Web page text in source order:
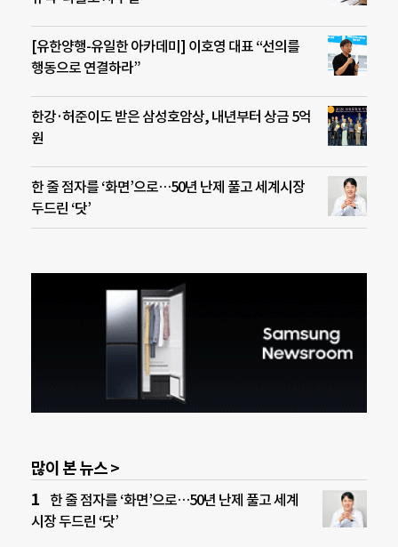
[유한양행-유일한 아카데미] 이호영 대표 “선의를
행동으로 연결하라”
한강·허준이도 받은 삼성호암상, 내년부터 상금 5억
원
한 줄 점자를 ‘화면’으로…50년 난제 풀고 세계시장
두드린 ‘닷’
많이 본 뉴스 >
한 줄 점자를 ‘화면’으로…50년 난제 풀고 세계
시장 두드린 ‘닷’